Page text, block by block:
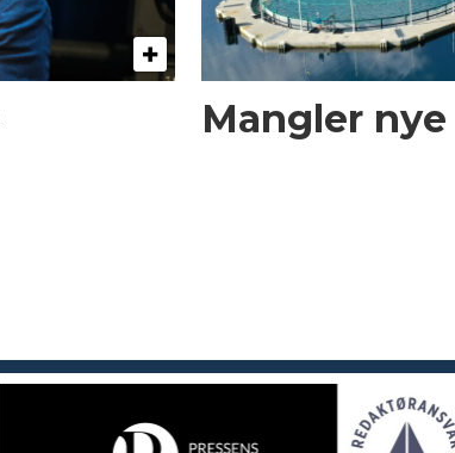
Mangler